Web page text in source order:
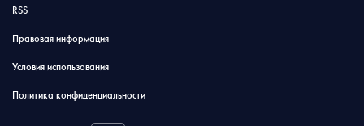
RSS
Правовая информация
Условия использования
Политика конфиденциальности